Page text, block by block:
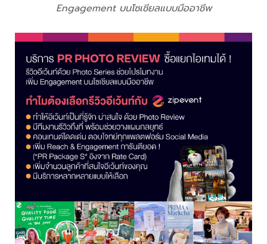
Engagement บนโซเชียลแบบมืออาชีพ